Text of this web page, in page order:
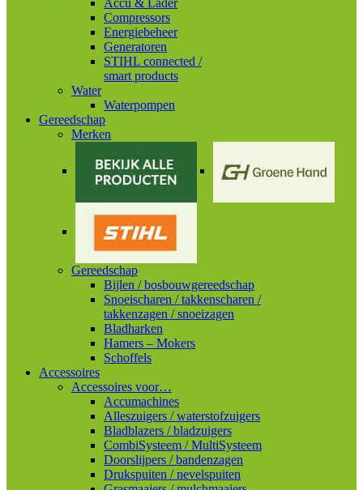
Accu & Lader
Compressors
Energiebeheer
Generatoren
STIHL connected /
smart products
Water
Waterpompen
Gereedschap
Merken
Gereedschap
Bijlen / bosbouwgereedschap
Snoeischaren / takkenscharen /
takkenzagen / snoeizagen
Bladharken
Hamers – Mokers
Schoffels
Accessoires
Accessoires voor…
Accumachines
Alleszuigers / waterstofzuigers
Bladblazers / bladzuigers
CombiSysteem / MultiSysteem
Doorslijpers / bandenzagen
Drukspuiten / nevelspuiten